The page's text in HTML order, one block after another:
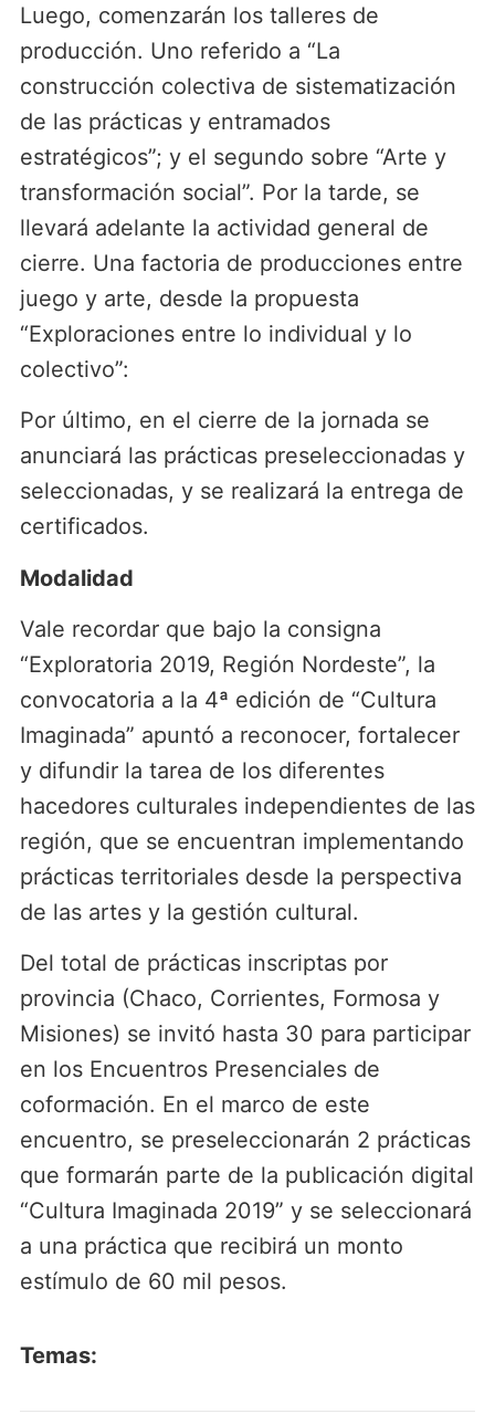
Luego, comenzarán los talleres de
producción. Uno referido a “La
construcción colectiva de sistematización
de las prácticas y entramados
estratégicos”; y el segundo sobre “Arte y
transformación social”. Por la tarde, se
llevará adelante la actividad general de
cierre. Una factoria de producciones entre
juego y arte, desde la propuesta
“Exploraciones entre lo individual y lo
colectivo”:
Por último, en el cierre de la jornada se
anunciará las prácticas preseleccionadas y
seleccionadas, y se realizará la entrega de
certificados.
Modalidad
Vale recordar que bajo la consigna
“Exploratoria 2019, Región Nordeste”, la
convocatoria a la 4ª edición de “Cultura
Imaginada” apuntó a reconocer, fortalecer
y difundir la tarea de los diferentes
hacedores culturales independientes de las
región, que se encuentran implementando
prácticas territoriales desde la perspectiva
de las artes y la gestión cultural.
Del total de prácticas inscriptas por
provincia (Chaco, Corrientes, Formosa y
Misiones) se invitó hasta 30 para participar
en los Encuentros Presenciales de
coformación. En el marco de este
encuentro, se preseleccionarán 2 prácticas
que formarán parte de la publicación digital
“Cultura Imaginada 2019” y se seleccionará
a una práctica que recibirá un monto
estímulo de 60 mil pesos.
Temas: